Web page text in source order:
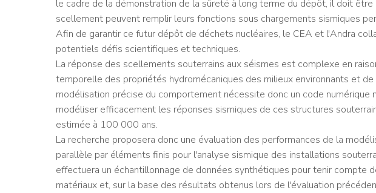
le cadre de la démonstration de la sûreté à long terme du dépôt, il doit
scellement peuvent remplir leurs fonctions sous chargements sismiques
Afin de garantir ce futur dépôt de déchets nucléaires, le CEA et l'Andra
potentiels défis scientifiques et techniques.
La réponse des scellements souterrains aux séismes est complexe en
temporelle des propriétés hydromécaniques des milieux environnants et
modélisation précise du comportement nécessite donc un code numérique
modéliser efficacement les réponses sismiques de ces structures
estimée à 100 000 ans.
La recherche proposera donc une évaluation des performances de la
parallèle par éléments finis pour l'analyse sismique des installations
effectuera un échantillonnage de données synthétiques pour tenir compte
matériaux et, sur la base des résultats obtenus lors de l'évaluation